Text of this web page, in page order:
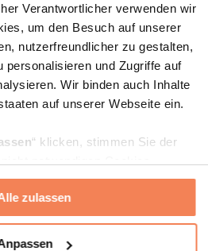
Verantwortlicher verwenden wir
um den Besuch auf unserer
nutzerfreundlicher zu gestalten,
personalisieren und Zugriffe auf
Wir binden auch Inhalte
auf unserer Webseite ein.
“ klicken, stimmen Sie der
und Marketingzwecken) zu.
“ klicken, werden nur
welche für den Betrieb der
Sie können auch eine
zulassen